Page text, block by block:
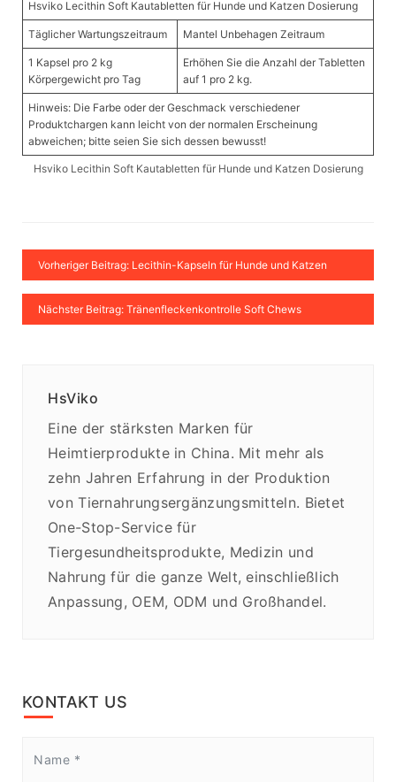
Hsviko Lecithin Soft Kautabletten für Hunde und Katzen Dosierung
Täglicher Wartungszeitraum Mantel Unbehagen Zeitraum
1 Kapsel pro 2 kg
Körpergewicht pro Tag
Erhöhen Sie die Anzahl der Tabletten
auf 1 pro 2 kg.
Hinweis: Die Farbe oder der Geschmack verschiedener
Produktchargen kann leicht von der normalen Erscheinung
abweichen; bitte seien Sie sich dessen bewusst!
Hsviko Lecithin Soft Kautabletten für Hunde und Katzen Dosierung
Vorheriger Beitrag: Lecithin-Kapseln für Hunde und Katzen
Nächster Beitrag: Tränenfleckenkontrolle Soft Chews
HsViko
Eine der stärksten Marken für
Heimtierprodukte in China. Mit mehr als
zehn Jahren Erfahrung in der Produktion
von Tiernahrungsergänzungsmitteln. Bietet
One-Stop-Service für
Tiergesundheitsprodukte, Medizin und
Nahrung für die ganze Welt, einschließlich
Anpassung, OEM, ODM und Großhandel.
KONTAKT US